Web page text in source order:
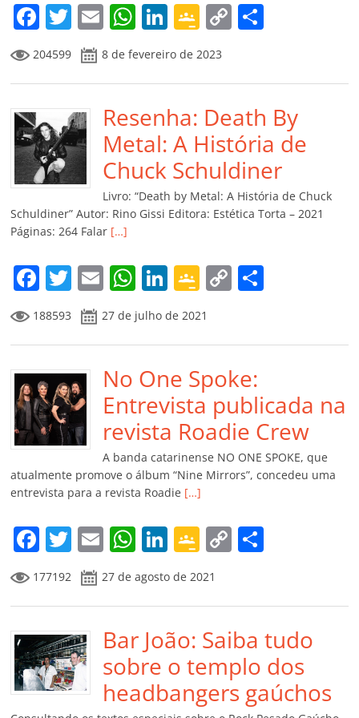
F
a
c
e
b
o
o
k
T
w
itt
er
E
m
ai
l
W
h
at
s
A
p
p
Li
n
k
e
dI
n
G
o
o
gl
e
Cl
a
ss
ro
m
C
o
y
Li
n
k
p
ar
til
h
ar
204599 8 de fevereiro de 2023
Resenha: Death By
Metal: A História de
Chuck Schuldiner
Livro: “Death by Metal: A História de Chuck
Schuldiner” Autor: Rino Gissi Editora: Estética Torta – 2021
Páginas: 264 Falar […]
F
a
c
e
b
o
o
k
T
w
itt
er
E
m
ai
l
W
h
at
s
A
p
p
Li
n
k
e
dI
n
G
o
o
gl
e
Cl
a
ss
ro
o
m
C
o
y
Li
n
k
p
til
h
ar
188593 27 de julho de 2021
No One Spoke:
Entrevista publicada na
revista Roadie Crew
A banda catarinense NO ONE SPOKE, que
atualmente promove o álbum “Nine Mirrors”, concedeu uma
entrevista para a revista Roadie […]
F
a
c
e
b
o
o
T
w
itt
er
E
m
ai
l
W
h
at
s
A
p
p
Li
n
k
e
dI
n
G
o
o
gl
e
Cl
a
C
o
y
Li
n
k
p
ar
til
h
177192 27 de agosto de 2021
Bar João: Saiba tudo
sobre o templo dos
headbangers gaúchos